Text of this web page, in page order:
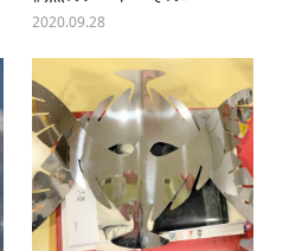
2020.09.28